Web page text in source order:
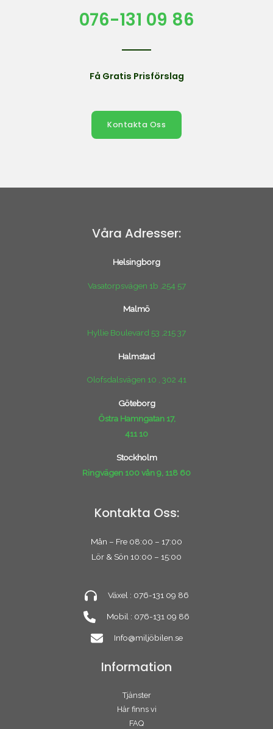
076-131 09 86
Få Gratis Prisförslag
Kontakta Oss
Våra Adresser:
Helsingborg
Vasatorpsvägen 1b ,254 57
Malmö
Hyllie Boulevard 53 ,215 37
Halmstad
Olofsdalsvägen 10 , 302 41
Göteborg
Östra Hamngatan 17,
411 10
Stockholm
Ringvägen 100 vån 9, 118 60
Kontakta Oss:
Mån – Fre 08:00 – 17:00
Lör & Sön 10:00 – 15:00
Växel : 076-131 09 86
Mobil : 076-131 09 86
Info@miljöbilen.se
Information
Tjänster
Här finns vi
FAQ